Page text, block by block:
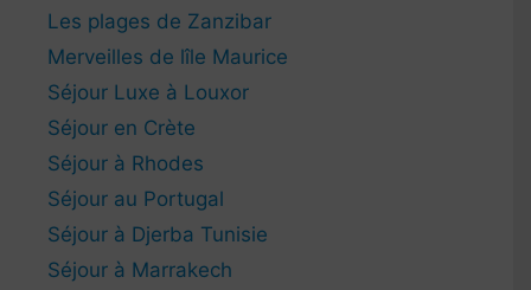
Les plages de Zanzibar
Merveilles de lîle Maurice
Séjour Luxe à Louxor
Séjour en Crète
Séjour à Rhodes
Séjour au Portugal
Séjour à Djerba Tunisie
Séjour à Marrakech